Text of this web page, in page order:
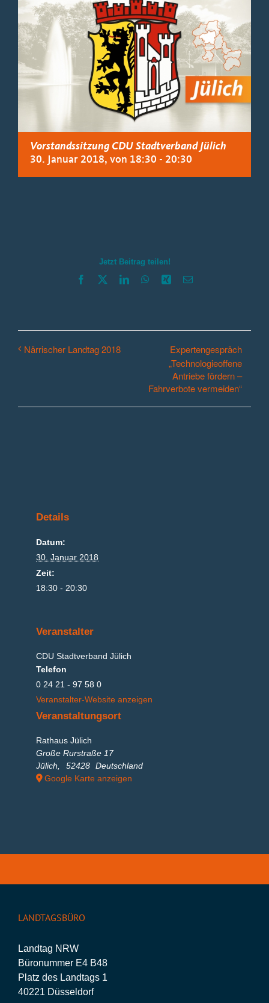
Vorstandssitzung CDU Stadtverband Jülich
30. Januar 2018, von 18:30 - 20:30
Jetzt Beitrag teilen!
Facebook LinkedInWhatsApp
Xing E-
Närrischer Landtag 2018
Expertengespräch
„Technologieoffene
Antriebe fördern –
Fahrverbote vermeiden“
Details
Datum:
30. Januar 2018
Zeit:
18:30 - 20:30
Veranstaltungsort
Rathaus Jülich
Große Rurstraße 17
Jülich
52428 Deutschland
Google Karte anzeigen
Veranstalter
CDU Stadtverband Jülich
Telefon
0 24 21 - 97 58 0
Veranstalter-Website anzeigen
LANDTAGSBÜRO
Landtag NRW
Büronummer E4 B48
Platz des Landtags 1
40221 Düsseldorf